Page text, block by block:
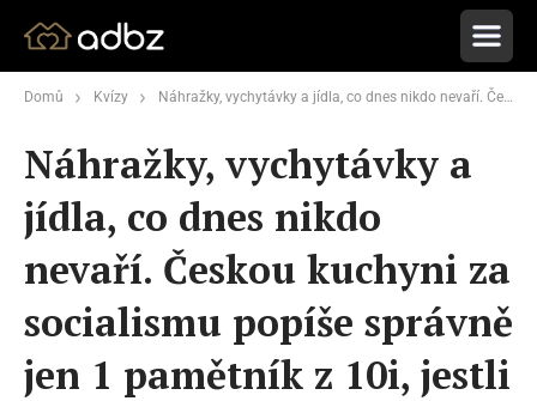
Domů Kvízy Náhražky, vychytávky a jídla, co dnes nikdo nevaří. Českou kuchyni za socialismu popíše správně jen 1 pamětník z 10i, jestli víte, co se tehdy vařilo a proč
Náhražky, vychytávky a
jídla, co dnes nikdo
nevaří. Českou kuchyni za
socialismu popíše správně
jen 1 pamětník z 10i, jestli